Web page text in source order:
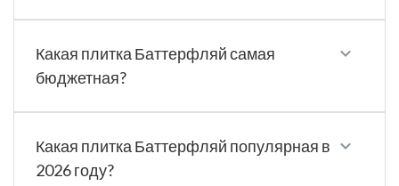
Какая плитка Баттерфляй самая
бюджетная?
Какая плитка Баттерфляй популярная в
2026 году?